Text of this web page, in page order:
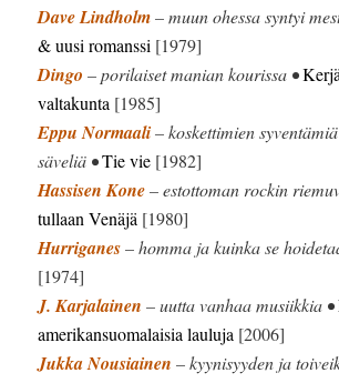
Dave Lindholm– muun ohessa syntyi
& uusi romanssi [1979]
Dingo – porilaiset manian kourissa •
valtakunta [1985]
Eppu Normaali– koskettimien
säveliä •Tie vie [1982]
Hassisen Kone– estottoman rockin
tullaan Venäjä [1980]
Hurriganes– homma ja kuinka se
[1974]
J. Karjalainen – uutta vanhaa musiikkia •
amerikansuomalaisia lauluja [2006]
Jukka Nousiainen – kyynisyyden ja